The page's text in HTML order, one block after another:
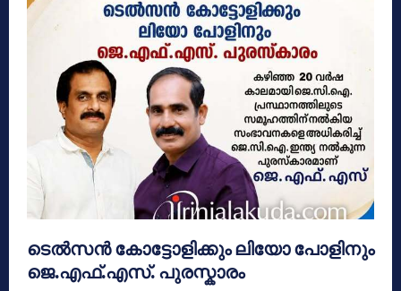
ടെൽസൻ കോട്ടോളിക്കും ലിയോ പോളിനും
ജെ.എഫ്.എസ്. പുരസ്കാരം